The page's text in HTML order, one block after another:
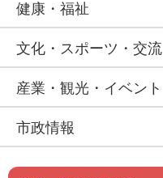
健康・福祉
文化・スポーツ・交流
産業・観光・イベント
市政情報